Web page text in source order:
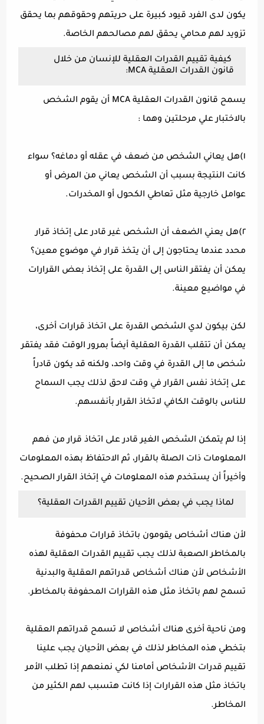
يكون لدى الفرد قيود كبيرة على حريتهم وحقوقهم بما يحقق
تزويد لهم محامي يحقق لهم مصالحهم الخاصة.
كيفية تقييم القدرات العقلية للإنسان من خلال
قانون القدرات العقلية MCA:
يسمح قانون القدرات العقلية MCA أن يقوم الشخص
بالاختبار علي مرحلتين وهما :
١)هل يعاني الشخص من ضعف في عقله أو دماغه؟ سواء
كانت النتيجة بسبب أن الشخص يعاني من المرض أو
عوامل خارجية مثل تعاطي الكحول أو المخدرات.
٢)هل يعني الضعف أن الشخص غير قادر على إتخاذ قرار
محدد عندما يحتاجون إلى أن يتخذ قرار في موضوع معين؟
يمكن أن يفتقر الناس إلى القدرة على إتخاذ بعض القرارات
في مواضيع معينة.
لكن بيكون لدي الشخص القدرة على اتخاذ قرارات أخرى،
يمكن أن تتقلب القدرة العقلية أيضاً بمرور الوقت فقد يفتقر
شخص ما إلى القدرة في وقت واحد، ولكنه قد يكون قادراً
على إتخاذ نفس القرار في وقت لاحق لذلك يجب السماح
للناس بالوقت الكافي لاتخاذ القرار بأنفسهم.
إذا لم يتمكن الشخص الغير قادر على اتخاذ قرار من فهم
المعلومات ذات الصلة بالقرار، ثم الاحتفاظ بهذه المعلومات
وأخيراً أن يستخدم هذه المعلومات في إتخاذ القرار الصحيح.
لماذا يجب في بعض الأحيان تقييم القدرات العقلية؟
لأن هناك أشخاص يقومون باتخاذ قرارات محفوفة
بالمخاطر الصعبة لذلك يجب تقييم القدرات العقلية لهذه
الأشخاص لأن هناك أشخاص قدراتهم العقلية والبدنية
تسمح لهم باتخاذ مثل هذه القرارات المحفوفة بالمخاطر.
ومن ناحية أخرى هناك أشخاص لا تسمح قدراتهم العقلية
بتخطي هذه المخاطر لذلك في بعض الأحيان يجب علينا
تقييم قدرات الأشخاص أمامنا لكي نمنعهم إذا تطلب الأمر
باتخاذ مثل هذه القرارات إذا كانت هتسبب لهم الكثير من
المخاطر.